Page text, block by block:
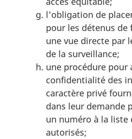
l'obligation de
pour les détenus
une vue directe par
de la surveillance;
une procédure pour
confidentialité des
caractère privé
dans leur demande
un numéro à la liste
autorisés;